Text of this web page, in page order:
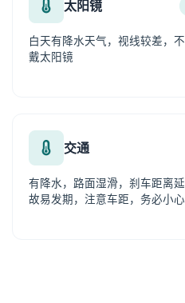
太阳镜
白天有降水天气，视线较差，
戴太阳镜
交通
有降水，路面湿滑，刹车距离
故易发期，注意车距，务必小心